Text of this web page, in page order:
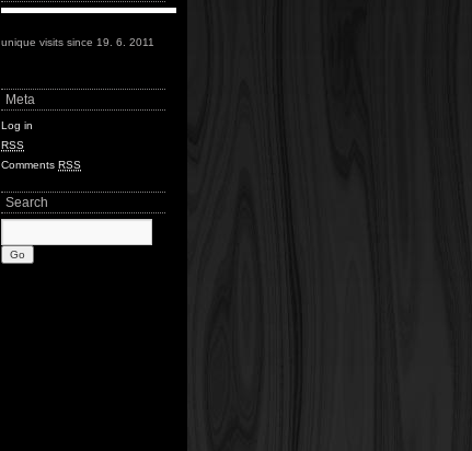
unique visits since 19. 6. 2011
Meta
Log in
RSS
Comments RSS
Search